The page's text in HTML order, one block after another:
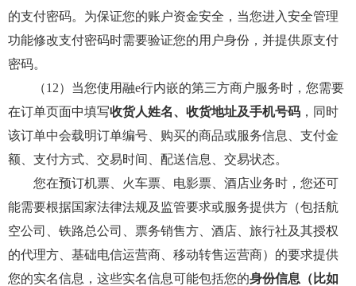
的支付密码。为保证您的账户资金安全，当您进入安全管理
功能修改支付密码时需要验证您的用户身份，并提供原支付
密码。
（12）当您使用融e行内嵌的第三方商户服务时，您需要
在订单页面中填写收货人姓名、收货地址及手机号码 ，同时
该订单中会载明订单编号、购买的商品或服务信息、支付金
额、支付方式、交易时间、配送信息、交易状态。
您在预订机票、火车票、电影票、酒店业务时，您还可
能需要根据国家法律法规及监管要求或服务提供方（包括航
空公司、铁路总公司、票务销售方、酒店、旅行社及其授权
的代理方、基础电信运营商、移动转售运营商）的要求提供
您的实名信息，这些实名信息可能包括您的身份信息（比如